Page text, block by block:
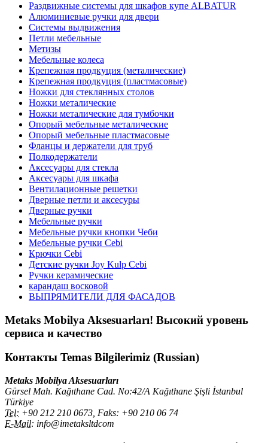
Раздвижные системы для шкафов купе ALBATUR
Алюминиевые ручки для двери
Системы выдвижения
Петли мебельные
Метизы
Мебельные колеса
Крепежная продкуция (металические)
Крепежная продкуция (пластмасовые)
Ножки‏ металические
Ножки‏ металические для тумбочки
Полкодержатели
Аксесуары для стекла
Аксесуары для шкафа
Вентилационные решетки
Дверные петли и аксесуры
Дверные ручки
Мебельные ручки
Мебельные ручки кнопки Чеби
Мебельные ручки Cebi
Крючки Cebi
Детские ручки Joy Kulp Cebi
Ручки керамические
карандаш восковой
ВЫПРЯМИТЕЛИ ДЛЯ ФАСАДОВ
Metaks Mobilya Aksesuarları! Высокий уровень
сервиса и качество
Контакты Temas Bilgilerimiz (Russian)
Metaks Mobilya Aksesuarları
Gürsel Mah. Kağıthane Cad. No:42/A Kağıthane Şişli İstanbul
Türkiye
Tel: +90 212 210 0673, Faks: +90 210 06 74
E-Mail: info@imetaksltdcom